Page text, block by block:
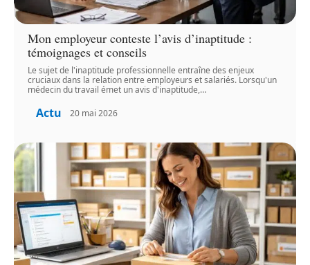
Mon employeur conteste l’avis d’inaptitude :
témoignages et conseils
Le sujet de l'inaptitude professionnelle entraîne des enjeux
cruciaux dans la relation entre employeurs et salariés. Lorsqu'un
médecin du travail émet un avis d'inaptitude,…
Actu 20 mai 2026